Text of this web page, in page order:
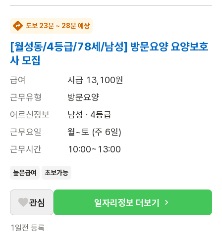
도보 23분 ~ 28분 예상
[월성동/4등급/78세/남성] 방문요양 요양보호
사 모집
급여
시급 13,100원
근무유형
방문요양
어르신정보
남성 · 4등급
근무요일
월~토 (주 6일)
근무시간
10:00~13:00
높은급여 초보가능
관심 일자리정보 더보기
1일전 등록